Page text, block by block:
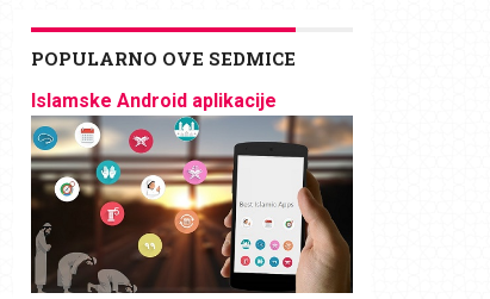
POPULARNO OVE SEDMICE
Islamske Android aplikacije